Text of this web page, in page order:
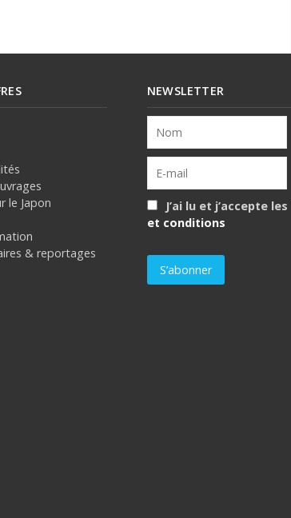
le Japon
& reportages
NEWSLETTER
J’ai lu et j’accepte les
et conditions